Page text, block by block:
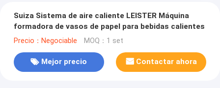
Suiza Sistema de aire caliente LEISTER Máquina
formadora de vasos de papel para bebidas calientes
Precio：Negociable MOQ：1 set
Mejor precio Contactar ahora